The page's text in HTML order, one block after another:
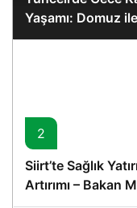
Yaşamı: Domuz
2
Siirt’te Sağlık
Artırımı – Bakan